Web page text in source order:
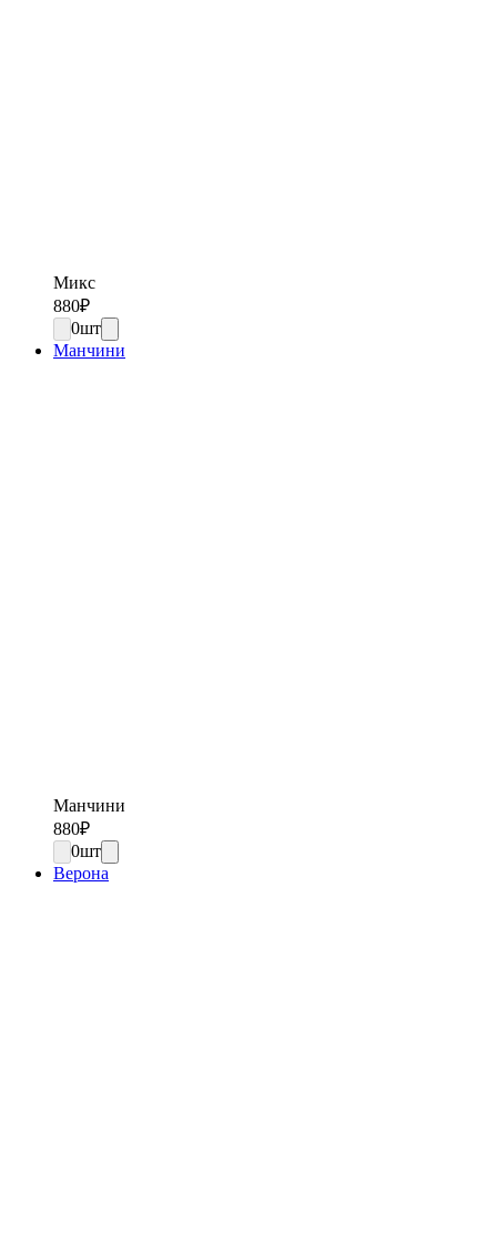
Микс
880₽
0шт
Манчини
Манчини
880₽
0шт
Верона